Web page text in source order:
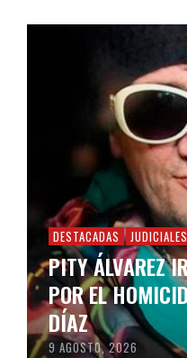
DESTACADAS JUDICIALES
PITY ÁLVAREZ
POR EL
DÍAZ
9 AGOSTO, 2026